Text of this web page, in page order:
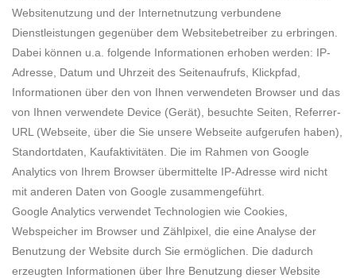
Websitenutzung und der Internetnutzung verbundene
Dienstleistungen gegenüber dem Websitebetreiber zu erbringen.
Dabei können u.a. folgende Informationen erhoben werden: IP-
Adresse, Datum und Uhrzeit des Seitenaufrufs, Klickpfad,
Informationen über den von Ihnen verwendeten Browser und das
von Ihnen verwendete Device (Gerät), besuchte Seiten, Referrer-
URL (Webseite, über die Sie unsere Webseite aufgerufen haben),
Standortdaten, Kaufaktivitäten. Die im Rahmen von Google
Analytics von Ihrem Browser übermittelte IP-Adresse wird nicht
mit anderen Daten von Google zusammengeführt.
Google Analytics verwendet Technologien wie Cookies,
Webspeicher im Browser und Zählpixel, die eine Analyse der
Benutzung der Website durch Sie ermöglichen. Die dadurch
erzeugten Informationen über Ihre Benutzung dieser Website